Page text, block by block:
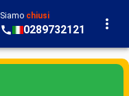
Siamo chiusi
0289732121